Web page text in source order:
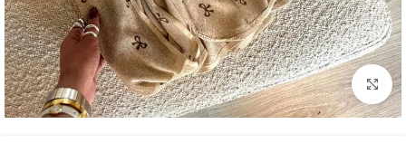
بزرگنمایی تصویر